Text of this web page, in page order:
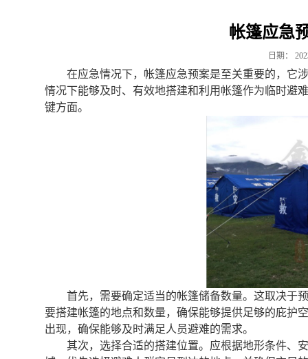
帐篷应急
日期：
在应急情况下，帐篷应急预案是至关重要的，它
情况下能够及时、有效地搭建和利用帐篷作为临时避
键方面。
首先，需要确定适当的帐篷储备数量。这取决于
要搭建帐篷的地点和数量，确保能够提供足够的庇护
出现，确保能够及时满足人员避难的需求。
其次，选择合适的搭建位置。应根据地形条件、